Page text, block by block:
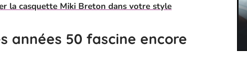
la casquette Miki Breton dans votre style
années 50 fascine encore